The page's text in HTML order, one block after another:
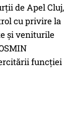
de Apel Cluj,
cu privire la
și veniturile
funcției